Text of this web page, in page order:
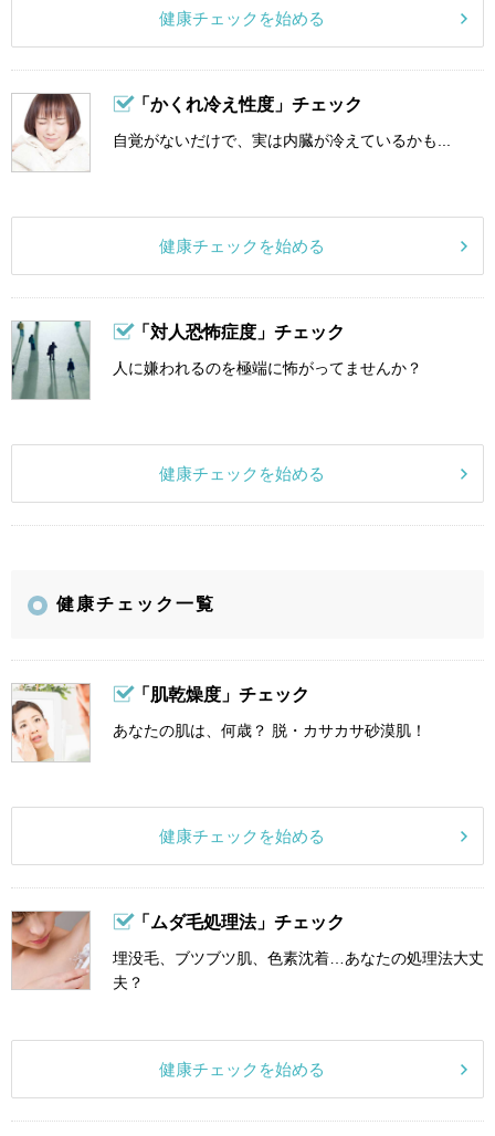
健康チェックを始める
「かくれ冷え性度」チェック
自覚がないだけで、実は内臓が冷えているかも...
健康チェックを始める
「対人恐怖症度」チェック
人に嫌われるのを極端に怖がってませんか？
健康チェックを始める
健康チェック一覧
「肌乾燥度」チェック
あなたの肌は、何歳？ 脱・カサカサ砂漠肌！
健康チェックを始める
「ムダ毛処理法」チェック
埋没毛、ブツブツ肌、色素沈着…あなたの処理法大丈
夫？
健康チェックを始める